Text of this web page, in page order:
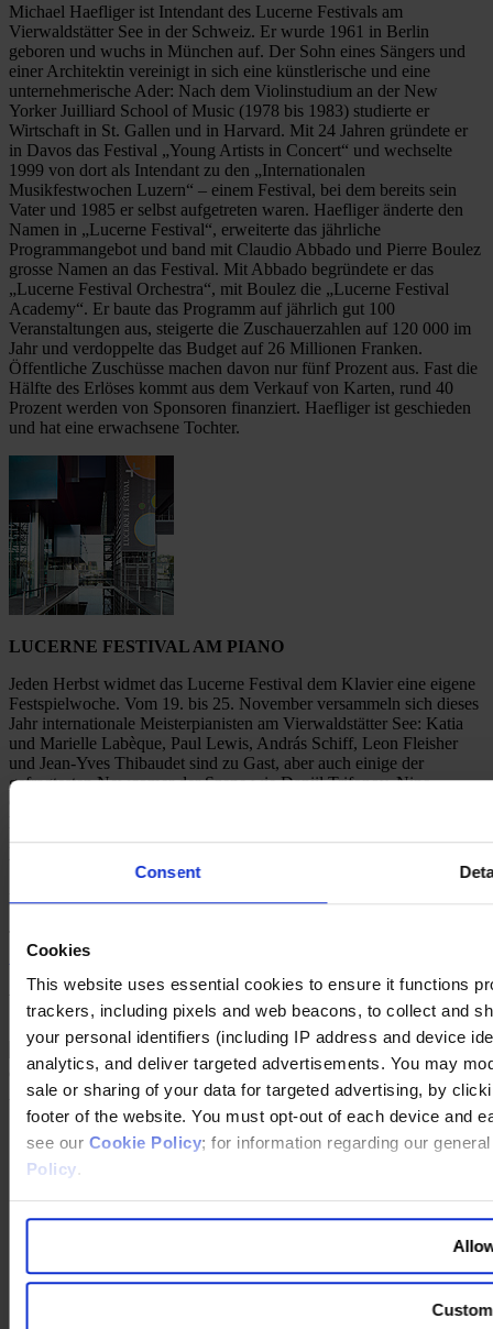
Consent
Cookies
This website uses essential cookies to ensure it functions
trackers, including pixels and web beacons, to collect and
your personal identifiers (including IP address and device
analytics, and deliver targeted advertisements. You may
sale or sharing of your data for targeted advertising, by
footer of the website. You must opt-out of each device and
see our Cookie Policy; for information regarding our
Policy.
Michael Haefliger ist Intendant des Lucerne Festivals am
Vierwaldstätter See in der Schweiz. Er wurde 1961 in Berlin
geboren und wuchs in München auf. Der Sohn eines Sängers und
einer Architektin vereinigt in sich eine künstlerische und eine
unternehmerische Ader: Nach dem Violinstudium an der New
Yorker Juilliard School of Music (1978 bis 1983) studierte er
Wirtschaft in St. Gallen und in Harvard. Mit 24 Jahren gründete er
in Davos das Festival „Young Artists in Concert“ und wechselte
1999 von dort als Intendant zu den „Internationalen
Musikfestwochen Luzern“ – einem Festival, bei dem bereits sein
Vater und 1985 er selbst aufgetreten waren. Haefliger änderte den
Namen in „Lucerne Festival“, erweiterte das jährliche
Programmangebot und band mit Claudio Abbado und Pierre Boulez
grosse Namen an das Festival. Mit Abbado begründete er das
„Lucerne Festival Orchestra“, mit Boulez die „Lucerne Festival
Academy“. Er baute das Programm auf jährlich gut 100
Veranstaltungen aus, steigerte die Zuschauerzahlen auf 120 000 im
Jahr und verdoppelte das Budget auf 26 Millionen Franken.
Öffentliche Zuschüsse machen davon nur fünf Prozent aus. Fast die
Hälfte des Erlöses kommt aus dem Verkauf von Karten, rund 40
Prozent werden von Sponsoren finanziert. Haefliger ist geschieden
und hat eine erwachsene Tochter.
LUCERNE FESTIVAL AM PIANO
Jeden Herbst widmet das Lucerne Festival dem Klavier eine eigene
Festspielwoche. Vom 19. bis 25. November versammeln sich dieses
Jahr internationale Meisterpianisten am Vierwaldstätter See: Katia
und Marielle Labèque, Paul Lewis, András Schiff, Leon Fleisher
und Jean-Yves Thibaudet sind zu Gast, aber auch einige der
gefragtesten Newcomer der Szene wie Daniil Trifonov, Nino
in Luzern und Zürich.
www.lucernefestival.ch
FOTOS: MICHAEL HUDLER
Share on LinkedIn
Verfasst von
Copyright©2026 Egon Zehnder.
All rights reserved.
Standorte
Karriere
Funktionen
Branchen